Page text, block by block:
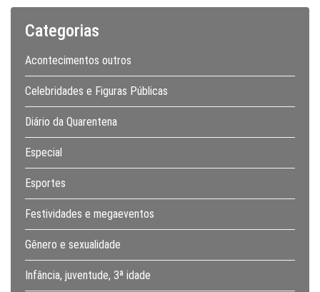
Categorias
Acontecimentos outros
Celebridades e Figuras Públicas
Diário da Quarentena
Especial
Esportes
Festividades e megaeventos
Gênero e sexualidade
Infância, juventude, 3ª idade